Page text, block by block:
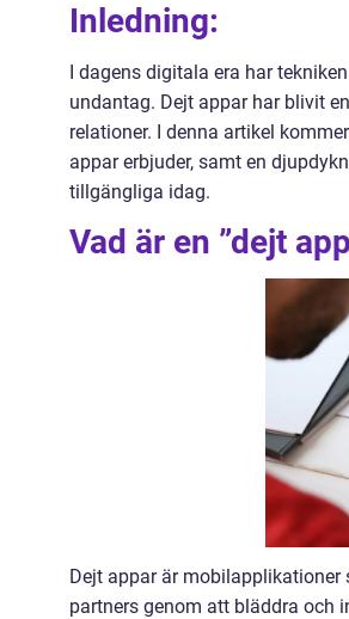
Inledning:
I dagens digitala era har
undantag. Dejt appar har blivit
relationer. I denna artikel
appar erbjuder, samt en
tillgängliga idag.
Vad är en ”dejt
Dejt appar är
partners genom att bläddra och